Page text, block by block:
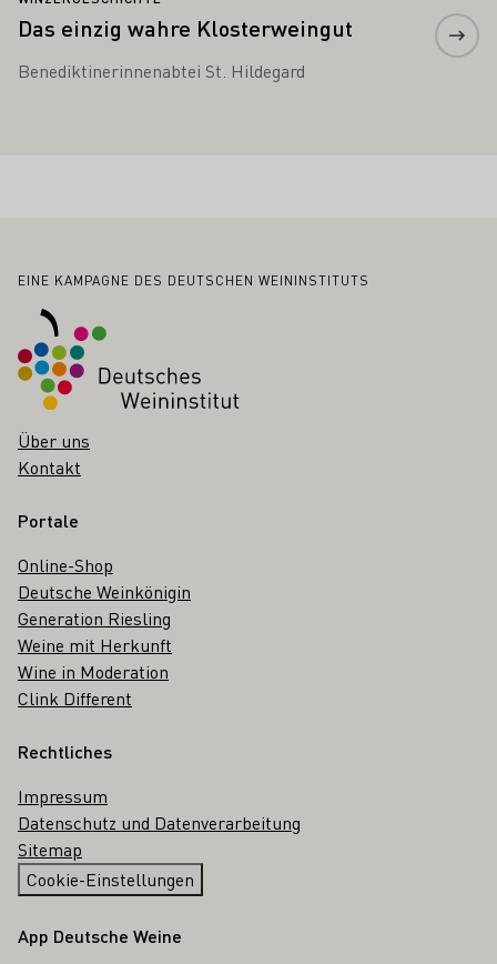
Das einzig wahre Klosterweingut
Benediktinerinnenabtei St. Hildegard
Fußbereich
EINE KAMPAGNE DES DEUTSCHEN WEININSTITUTS
Über uns
Kontakt
Portale
Online-Shop
Deutsche Weinkönigin
Generation Riesling
Weine mit Herkunft
Wine in Moderation
Clink Different
Rechtliches
Impressum
Datenschutz und Datenverarbeitung
Sitemap
Cookie-Einstellungen
App Deutsche Weine